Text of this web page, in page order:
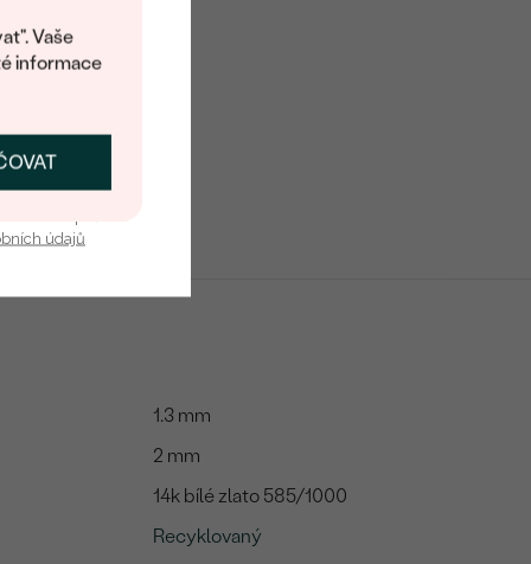
Vaše
informace
1.3 mm
2 mm
14k bílé zlato 585/1000
Recyklovaný
SLEVU
údajů